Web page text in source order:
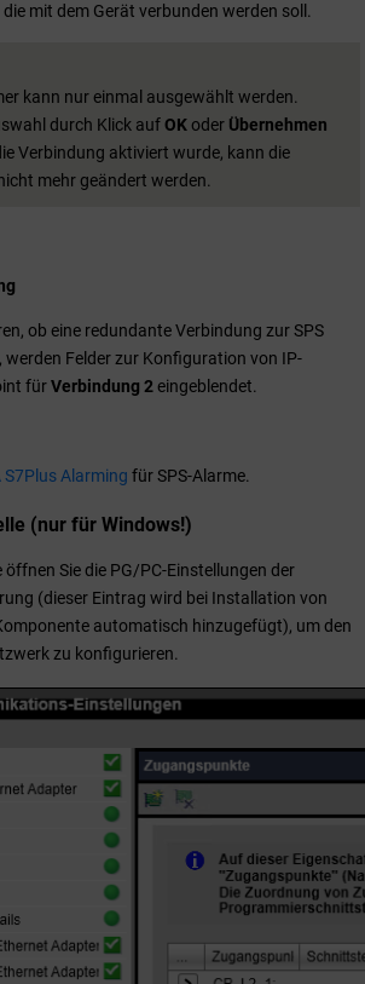
mit dem Gerät verbunden werden soll.
kann nur einmal ausgewählt werden.
durch Klick aufOK oder Übernehmen
Verbindung aktiviert wurde, kann die
mehr geändert werden.
ob eine redundante Verbindung zur SPS
werden Felder zur Konfiguration von IP-
fürVerbindung 2eingeblendet.
S7Plus Alarming für SPS-Alarme.
(nur für Windows!)
öffnen Sie die PG/PC-Einstellungen der
(dieser Eintrag wird bei Installation von
automatisch hinzugefügt), um den
zu konfigurieren.